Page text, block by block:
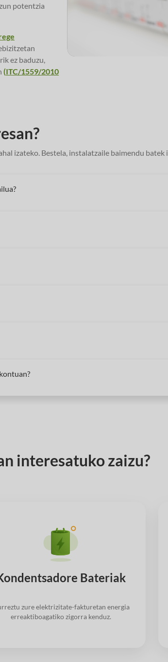
potentzia
ez baduzu,
(ITC/1559/2010
izateko. Bestela, instalatzaile baimendu batek
interesatuko zaizu?
Bateriak
zure elektrizitate-fakturetan energia
erreaktiboagatiko zigorra kenduz.